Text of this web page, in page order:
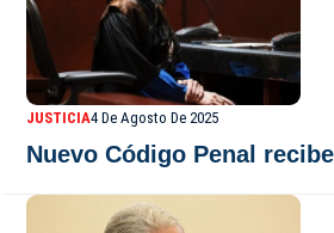
JUSTICIA4 De Agosto De 2025
Nuevo Código Penal